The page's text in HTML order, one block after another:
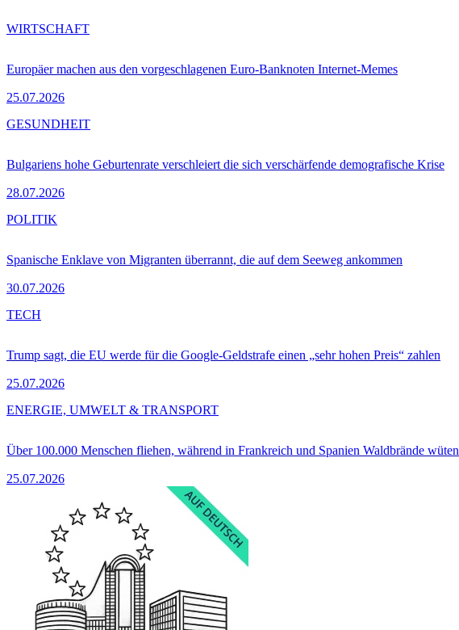
Europäer machen aus den vorgeschlagenen Euro-Banknoten Internet-Memes
25.07.2026
WIRTSCHAFT
Bulgariens hohe Geburtenrate verschleiert die sich verschärfende demografische Krise
28.07.2026
GESUNDHEIT
Spanische Enklave von Migranten überrannt, die auf dem Seeweg ankommen
30.07.2026
POLITIK
Trump sagt, die EU werde für die Google-Geldstrafe einen „sehr hohen Preis“ zahlen
25.07.2026
TECH
Über 100.000 Menschen fliehen, während in Frankreich und Spanien Waldbrände wüten
25.07.2026
ENERGIE, UMWELT & TRANSPORT